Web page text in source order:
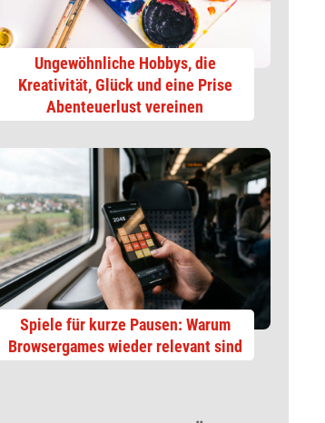
Ungewöhnliche Hobbys, die
Kreativität, Glück und eine Prise
Abenteuerlust vereinen
Spiele für kurze Pausen: Warum
Browsergames wieder relevant sind